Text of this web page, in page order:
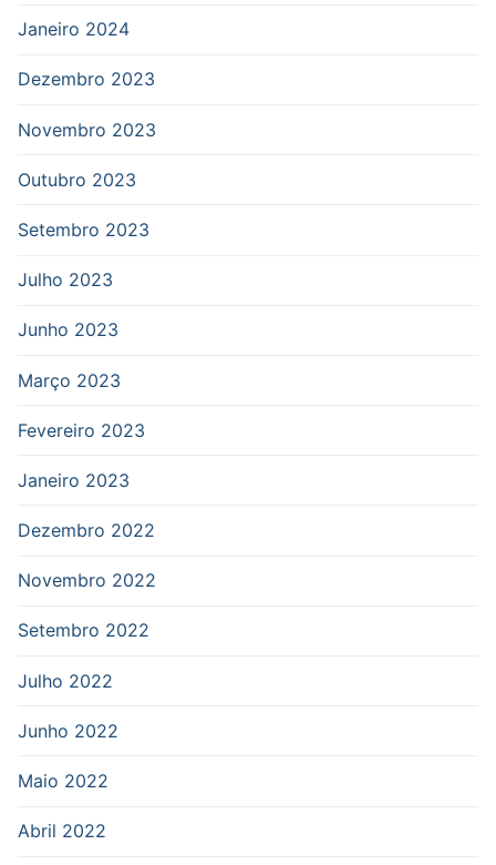
Janeiro 2024
Dezembro 2023
Novembro 2023
Outubro 2023
Setembro 2023
Julho 2023
Junho 2023
Março 2023
Fevereiro 2023
Janeiro 2023
Dezembro 2022
Novembro 2022
Setembro 2022
Julho 2022
Junho 2022
Maio 2022
Abril 2022